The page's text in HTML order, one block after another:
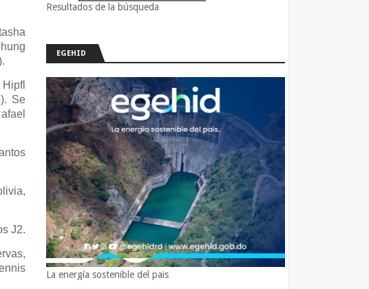
Se
J2.
Resultados de la búsqueda
EGEHID
La energía sostenible del pais